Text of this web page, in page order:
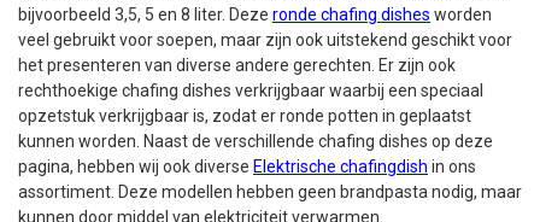
bijvoorbeeld 3,5, 5 en 8 liter. Deze ronde chafing dishes worden
veel gebruikt voor soepen, maar zijn ook uitstekend geschikt voor
het presenteren van diverse andere gerechten. Er zijn ook
rechthoekige chafing dishes verkrijgbaar waarbij een speciaal
opzetstuk verkrijgbaar is, zodat er ronde potten in geplaatst
kunnen worden. Naast de verschillende chafing dishes op deze
pagina, hebben wij ook diverse Elektrische chafingdish in ons
assortiment. Deze modellen hebben geen brandpasta nodig, maar
kunnen door middel van elektriciteit verwarmen.